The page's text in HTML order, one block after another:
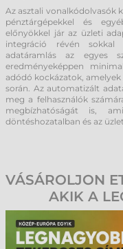
Az asztali vonalkódolvasók
pénztárgépekkel és
előnyökkel jár az üzleti
integráció révén
adatáramlás az egyes
eredményeképpen
adódó kockázatok,
során. Az automatizált
meg a felhasználók
megbízhatóságát is,
döntéshozatalban és az
VÁSÁROLJON
AKIK A